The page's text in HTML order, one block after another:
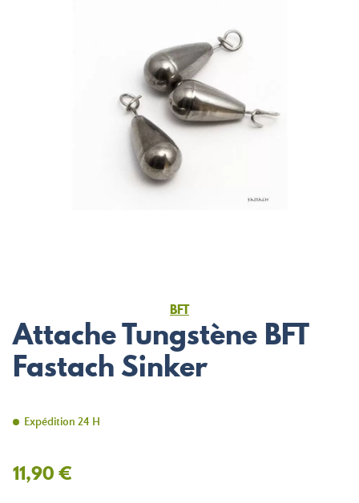
BFT
Attache Tungstène BFT
Fastach Sinker
Expédition 24 H
11,90 €